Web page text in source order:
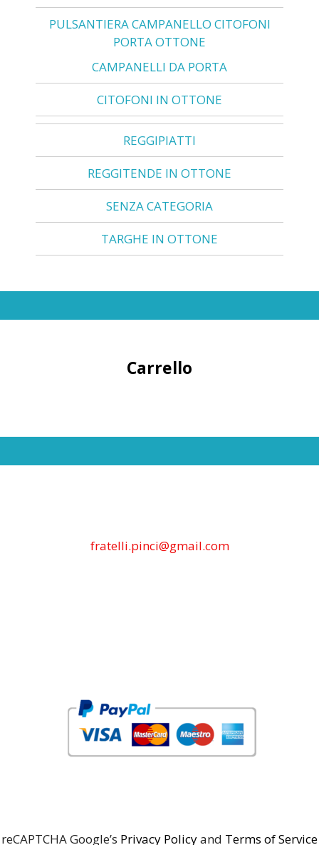
PULSANTIERA CAMPANELLO CITOFONI
PORTA OTTONE
CAMPANELLI DA PORTA
CITOFONI IN OTTONE
REGGIPIATTI
REGGITENDE IN OTTONE
SENZA CATEGORIA
TARGHE IN OTTONE
Carrello
fratelli.pinci@gmail.com
reCAPTCHA Google’s Privacy Policyand Terms of Service